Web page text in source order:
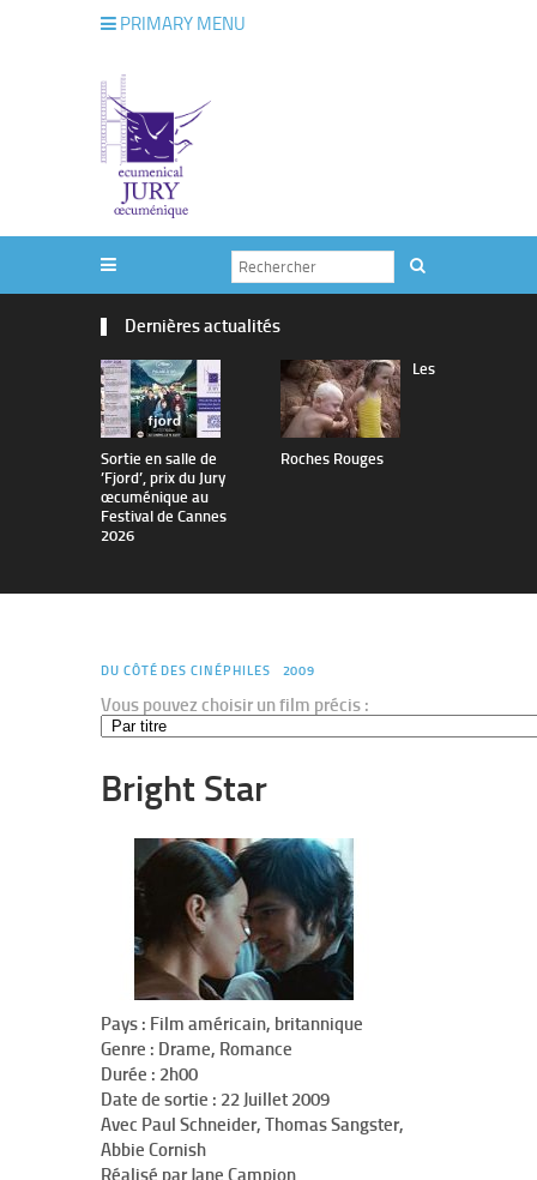
PRIMARY MENU
Dernières actualités
Sortie en salle de
’Fjord’, prix du Jury
œcuménique au
Festival de Cannes
2026
Les
Roches Rouges
DU CÔTÉ DES CINÉPHILES 2009
Vous pouvez choisir un film précis :
Bright Star
Pays : Film américain, britannique
Genre : Drame, Romance
Durée : 2h00
Date de sortie : 22 Juillet 2009
Avec Paul Schneider, Thomas Sangster,
Abbie Cornish
Réalisé par Jane Campion